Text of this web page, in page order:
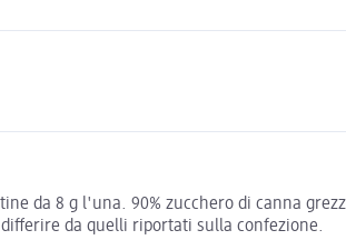
da 8 g l'una. 90% zucchero di canna
da quelli riportati sulla confezione.